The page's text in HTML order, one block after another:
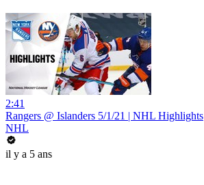
2:41
Rangers @ Islanders 5/1/21 | NHL Highlights
NHL
il y a 5 ans